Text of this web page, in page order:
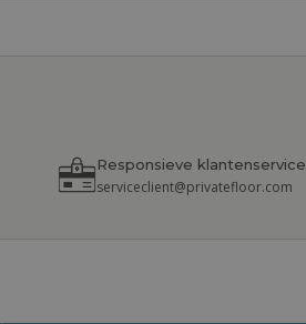
Responsieve klantenservice
serviceclient@privatefloor.com